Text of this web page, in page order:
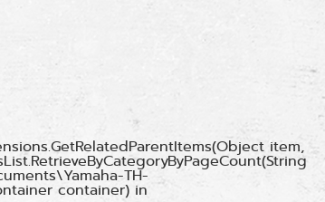
item,
TH-
container) in